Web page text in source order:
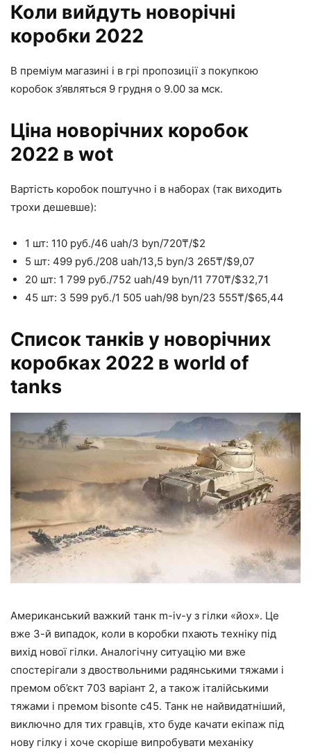
Коли вийдуть новорічні
коробки 2022
В преміум магазині і в грі пропозиції з покупкою
коробок з’являться 9 грудня о 9.00 за мск.
Ціна новорічних коробок
2022 в wot
Вартість коробок поштучно і в наборах (так виходить
трохи дешевше):
1 шт: 110 руб./46 uah/3 byn/720₸/$2
5 шт: 499 руб./208 uah/13,5 byn/3 265₸/$9,07
20 шт: 1 799 руб./752 uah/49 byn/11 770₸/$32,71
45 шт: 3 599 руб./1 505 uah/98 byn/23 555₸/$65,44
Список танків у новорічних
коробках 2022 в world of
tanks
Американський важкий танк m-iv-y з гілки «йох». Це
вже 3-й випадок, коли в коробки пхають техніку під
вихід нової гілки. Аналогічну ситуацію ми вже
спостерігали з двоствольними радянськими тяжами і
премом об’єкт 703 варіант 2, а також італійськими
тяжами і премом bisonte c45. Танк не найвидатніший,
виключно для тих гравців, хто буде качати екіпаж під
нову гілку і хоче скоріше випробувати механіку